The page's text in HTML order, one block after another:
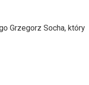
Grzegorz Socha, który